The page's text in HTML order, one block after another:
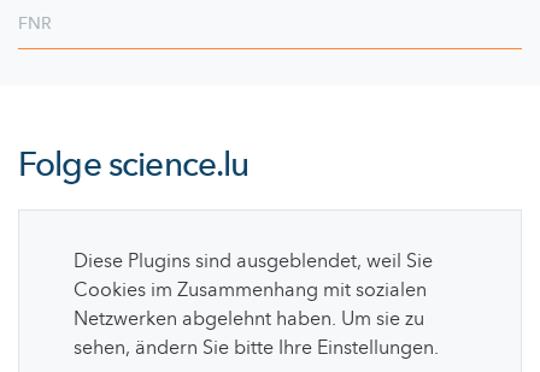
FNR
Folgescience.lu
Diese Plugins sind ausgeblendet, weil Sie
Cookies im Zusammenhang mit sozialen
Netzwerken abgelehnt haben. Um sie zu
sehen, ändern Sie bitte Ihre Einstellungen.